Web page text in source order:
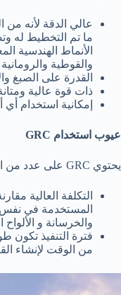
عالي الدقة لأنه
ما تم التخطيط له
الأنماط الهندسية
والقوطية
القدرة على الصبغ
ذات قوة عالية
إمكانية استخدام
عيوب استخدام GRC
يحتوي GRC على عدد من العيوب، بما في ذلك: –
التكلفة العالية
المستخدمة في
والخرسانة و الألواح
فترة التنفيذ تكون
من الوقت لإنشاء